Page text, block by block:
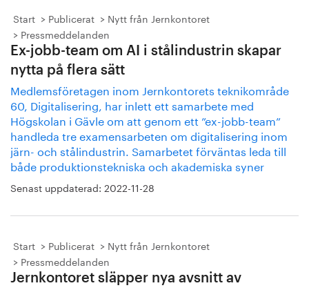
Start Publicerat
Nytt från Jernkontoret
Pressmeddelanden
Ex-jobb-team om AI i stålindustrin skapar
nytta på flera sätt
Medlemsföretagen inom Jernkontorets teknikområde
60, Digitalisering, har inlett ett samarbete med
Högskolan i Gävle om att genom ett ”ex-jobb-team”
handleda tre examensarbeten om digitalisering inom
järn- och stålindustrin. Samarbetet förväntas leda till
både produktionstekniska och akademiska syner
Senast uppdaterad: 2022-11-28
Start Publicerat
Nytt från Jernkontoret
Pressmeddelanden
Jernkontoret släpper nya avsnitt av